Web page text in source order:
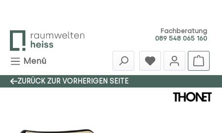
Fachberatung
089 548 065 160
Menü
ZURÜCK ZUR VORHERIGEN SEITE